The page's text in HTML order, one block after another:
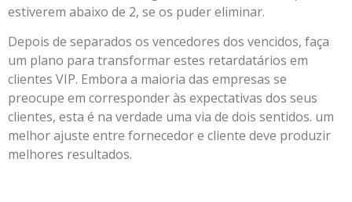
estiverem abaixo de 2, se os puder eliminar.
Depois de separados os vencedores dos vencidos, faça
um plano para transformar estes retardatários em
clientes VIP. Embora a maioria das empresas se
preocupe em corresponder às expectativas dos seus
clientes, esta é na verdade uma via de dois sentidos. um
melhor ajuste entre fornecedor e cliente deve produzir
melhores resultados.